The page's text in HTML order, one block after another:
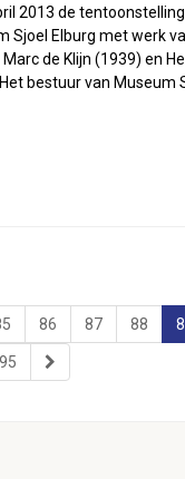
2013 de tentoonstelling
Sjoel Elburg met werk
de Klijn (1939) en
bestuur van Museum
86 87 88
95